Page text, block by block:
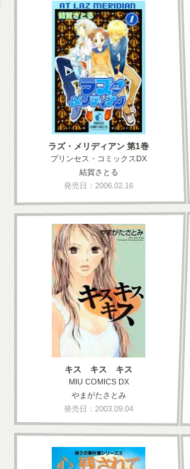
ラズ・メリディアン 第1巻
プリンセス・コミックスDX
結賀さとる
発売日：2006.02.16
キス キス キス
MIU COMICS DX
やまがたさとみ
発売日：2003.09.04